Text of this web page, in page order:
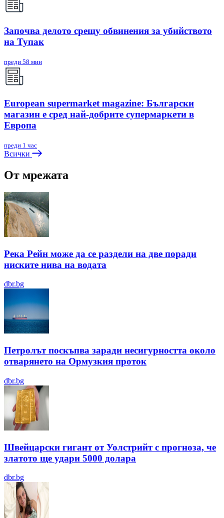
Започва делото срещу обвинения за убийството
на Тупак
преди 58 мин
European supermarket magazine: Български
магазин е сред най-добрите супермаркети в
Европа
преди 1 час
Всички
От мрежата
Река Рейн може да се раздели на две поради
ниските нива на водата
dbr.bg
Петролът поскъпва заради несигурността около
отварянето на Ормузкия проток
dbr.bg
Швейцарски гигант от Уолстрийт с прогноза, че
златото ще удари 5000 долара
dbr.bg